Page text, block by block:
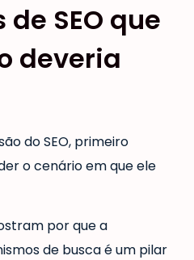
SEO que
deveria
do SEO, primeiro
o cenário em que ele
por que a
de busca é um pilar